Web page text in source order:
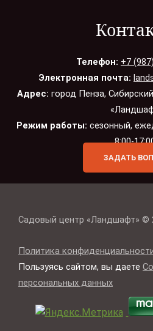
Телефон: +7
Электронная почта:
Адрес: город Пенза,
Режим работы: сезонный,
8:00-
ЗАДАТЬ
Садовый центр «Ландшафт» ©
Политика
Пользуясь сайтом, вы даете
персональных данных